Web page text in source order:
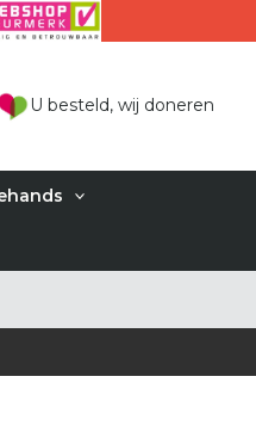
U besteld, wij doneren